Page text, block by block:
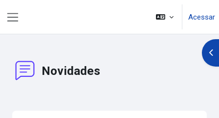
Acessar
Novidades